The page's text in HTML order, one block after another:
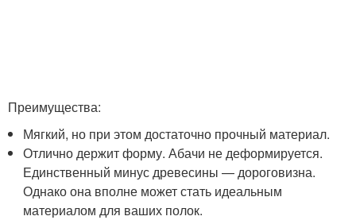
Преимущества:
Мягкий, но при этом достаточно прочный материал.
Отлично держит форму. Абачи не деформируется.
Единственный минус древесины — дороговизна.
Однако она вполне может стать идеальным
материалом для ваших полок.